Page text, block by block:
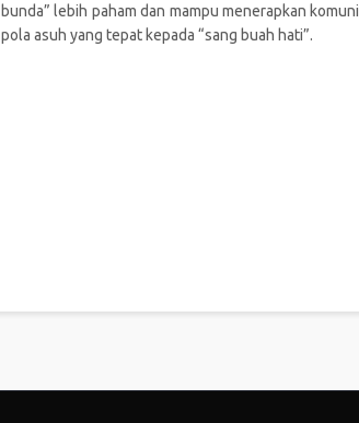
bunda” lebih paham dan mampu menerapkan
pola asuh yang tepat kepada “sang buah hati”.